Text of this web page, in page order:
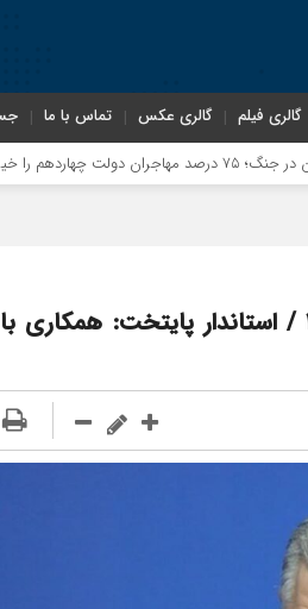
گالری فیلم گالری عکس تماس با ما
رد مرز ۳۰۰ هزار مهاجر غیرمجاز از تهران در ۱۴۰۳ / استاندار